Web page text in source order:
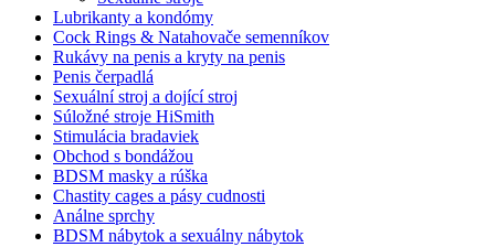
Lubrikanty a kondómy
Cock Rings & Natahovače semenníkov
Rukávy na penis a kryty na penis
Penis čerpadlá
Sexuální stroj a dojící stroj
Súložné stroje HiSmith
Stimulácia bradaviek
Obchod s bondážou
BDSM masky a rúška
Chastity cages a pásy cudnosti
Análne sprchy
BDSM nábytok a sexuálny nábytok